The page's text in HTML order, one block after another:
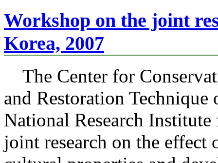
Workshop on the joint
Korea, 2007
The Center for
and Restoration Technique
National Research
joint research on the